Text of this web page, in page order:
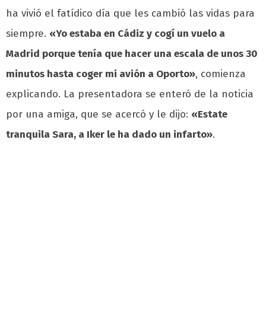
ha vivió el fatídico día que les cambió las vidas para
siempre. «Yo estaba en Cádiz y cogí un vuelo a
Madrid porque tenía que hacer una escala de unos 30
minutos hasta coger mi avión a Oporto», comienza
explicando. La presentadora se enteró de la noticia
por una amiga, que se acercó y le dijo: «Estate
tranquila Sara, a Iker le ha dado un infarto».